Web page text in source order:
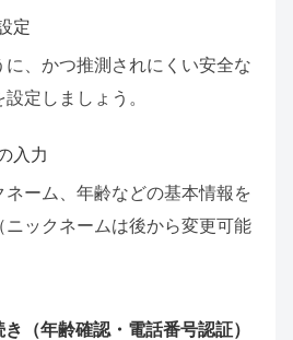
定
に、かつ推測されにくい安全な
定しましょう。
入力
ネーム、年齢などの基本情報を
ニックネームは後から変更可能
（年齢確認・電話番号認証）